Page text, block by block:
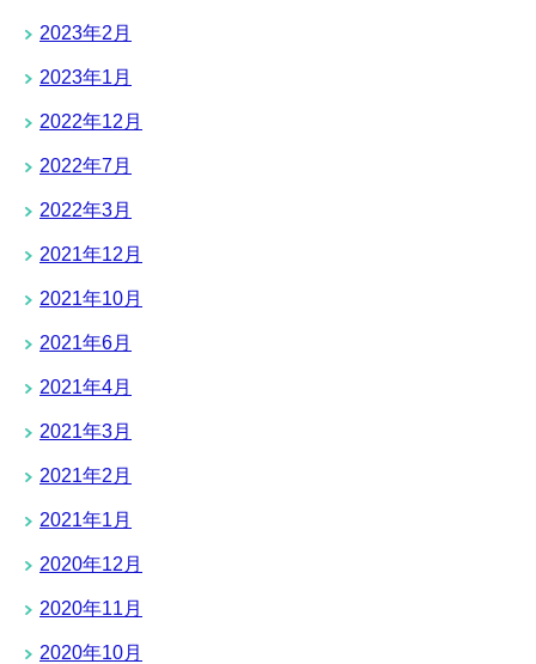
2023年2月
2023年1月
2022年12月
2022年7月
2022年3月
2021年12月
2021年10月
2021年6月
2021年4月
2021年3月
2021年2月
2021年1月
2020年12月
2020年11月
2020年10月